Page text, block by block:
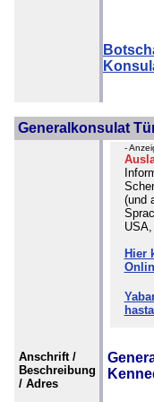
Generalkonsulat
-
(und
Hier
Anschrift /
Beschreibung
/ Adres